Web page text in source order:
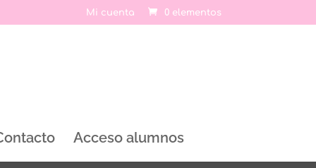
Mi cuenta 0 elementos
Acceso alumnos